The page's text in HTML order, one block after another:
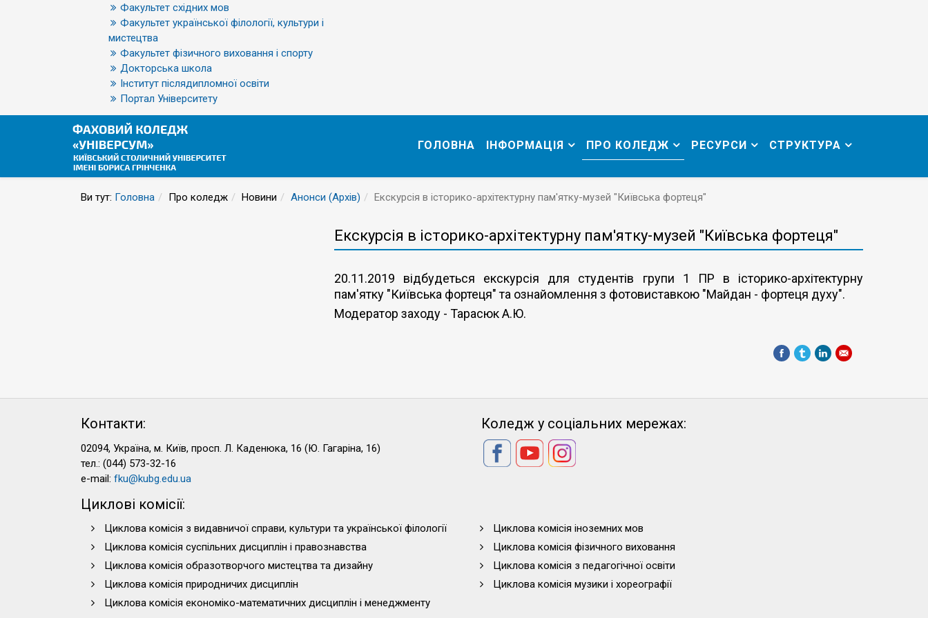
Факультет східних мов
Факультет української філології, культури і
мистецтва
Факультет фізичного виховання і спорту
Докторська школа
Інститут післядипломної освіти
Портал Університету
ГОЛОВНА ІНФОРМАЦІЯ ПРО КОЛЕДЖ РЕСУРСИ СТРУКТУРА
Ви тут: Головна Про коледж Новини Анонси (Архів) Екскурсія в історико-архітектурну пам'ятку-музей "Київська фортеця"
Екскурсія в історико-архітектурну пам'ятку-музей "Київська фортеця"
20.11.2019 відбудеться екскурсія для студентів групи 1 ПР в історико-архітектурну
пам'ятку "Київська фортеця" та ознайомлення з фотовиставкою "Майдан - фортеця духу".
Модератор заходу - Тарасюк А.Ю.
Контакти:
02094, Україна, м. Київ, просп. Л. Каденюка, 16 (Ю. Гагаріна, 16)
тел.: (044) 573-32-16
e-mail: fku@kubg.edu.ua
Коледж у соціальних мережах:
Циклові комісії:
Циклова комісія з видавничої справи, культури та української філології
Циклова комісія іноземних мов
Циклова комісія суспільних дисциплін і правознавства
Циклова комісія фізичного виховання
Циклова комісія образотворчого мистецтва та дизайну
Циклова комісія з педагогічної освіти
Циклова комісія природничих дисциплін
Циклова комісія музики і хореографії
Циклова комісія економіко-математичних дисциплін і менеджменту